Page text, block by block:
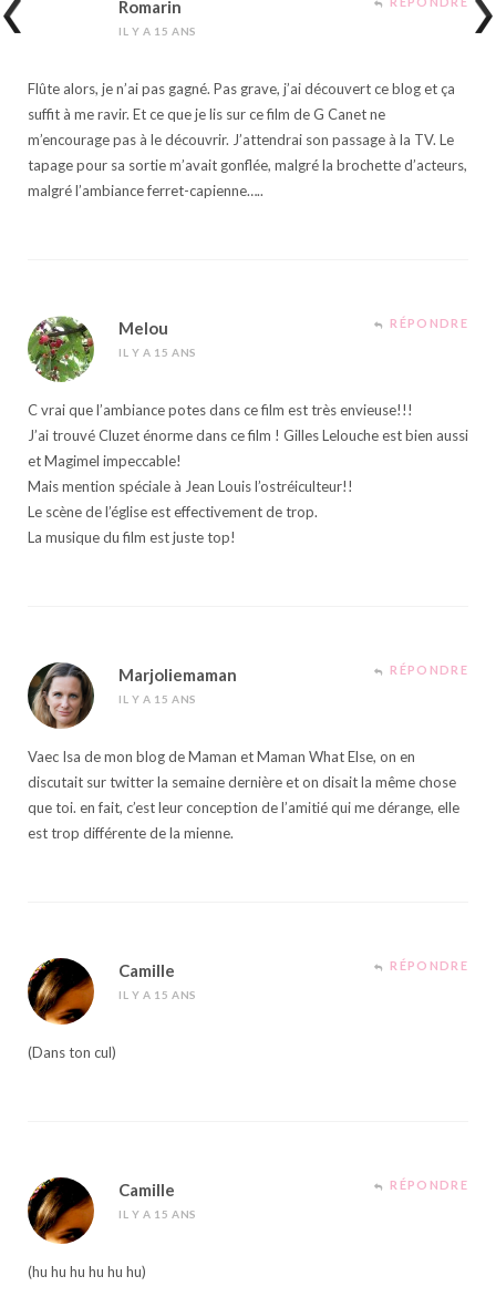
Romarin
IL Y A 15 ANS
Flûte alors, je n’ai pas gagné. Pas grave, j’ai découvert ce blog et ça
suffit à me ravir. Et ce que je lis sur ce film de G Canet ne
m’encourage pas à le découvrir. J’attendrai son passage à la TV. Le
tapage pour sa sortie m’avait gonflée, malgré la brochette d’acteurs,
malgré l’ambiance ferret-capienne…..
Melou
IL Y A 15 ANS
RÉPONDRE
C vrai que l’ambiance potes dans ce film est très envieuse!!!
J’ai trouvé Cluzet énorme dans ce film ! Gilles Lelouche est bien aussi
et Magimel impeccable!
Mais mention spéciale à Jean Louis l’ostréiculteur!!
Le scène de l’église est effectivement de trop.
La musique du film est juste top!
Marjoliemaman
IL Y A 15 ANS
RÉPONDRE
Vaec Isa de mon blog de Maman et Maman What Else, on en
discutait sur twitter la semaine dernière et on disait la même chose
que toi. en fait, c’est leur conception de l’amitié qui me dérange, elle
est trop différente de la mienne.
Camille
IL Y A 15 ANS
RÉPONDRE
(Dans ton cul)
Camille
IL Y A 15 ANS
RÉPONDRE
(hu hu hu hu hu hu)